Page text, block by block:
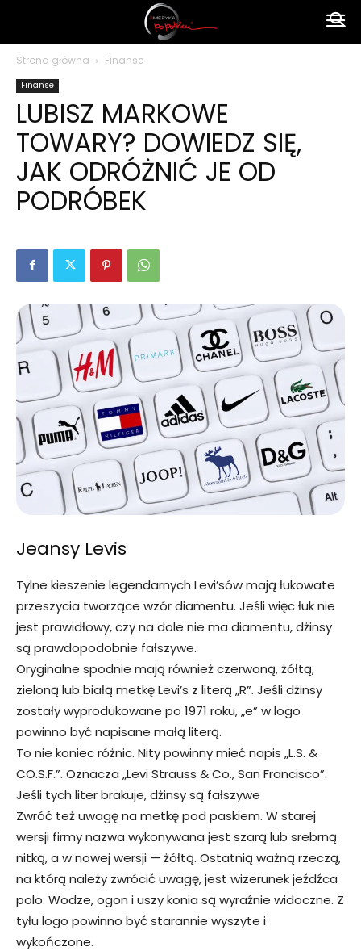
polsku
Strona główna Finanse
Finanse
LUBISZ MARKOWE
TOWARY? DOWIEDZ SIĘ,
JAK ODRÓŻNIĆ JE OD
PODRÓBEK
Jeansy Levis
Tylne kieszenie legendarnych Levi’sów mają łukowate
przeszycia tworzące wzór diamentu. Jeśli więc łuk nie
jest prawidłowy, czy na dole nie ma diamentu, dżinsy
są prawdopodobnie fałszywe.
Oryginalne spodnie mają również czerwoną, żółtą,
zieloną lub białą metkę Levi’s z literą „R”. Jeśli dżinsy
zostały wyprodukowane po 1971 roku, „e” w logo
powinno być napisane małą literą.
To nie koniec różnic. Nity powinny mieć napis „L.S. &
CO.S.F.”. Oznacza „Levi Strauss & Co., San Francisco”.
Jeśli tych liter brakuje, dżinsy są fałszywe
Zwróć też uwagę na metkę pod paskiem. W starej
wersji firmy nazwa wykonywana jest szarą lub srebrną
nitką, a w nowej wersji — żółtą. Ostatnią ważną rzeczą,
na którą należy zwrócić uwagę, jest wizerunek jeźdźca
polo. Wodze, ogon i uszy konia są wyraźnie widoczne. Z
tyłu logo powinno być starannie wyszyte i
wykończone.